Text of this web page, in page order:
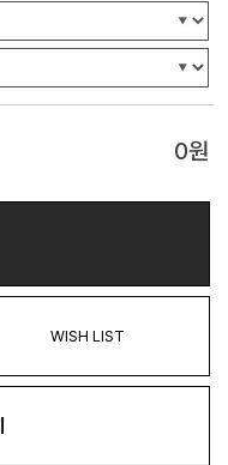
0원
WISH LIST